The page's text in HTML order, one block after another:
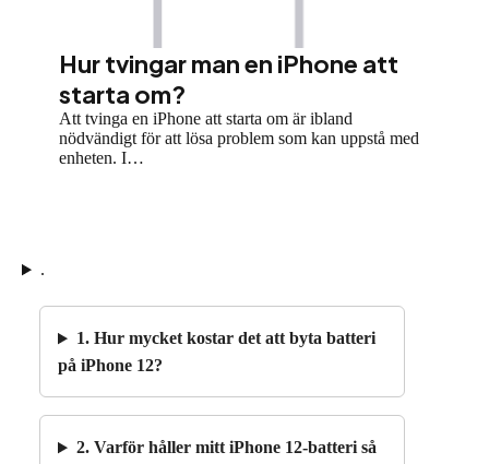
Hur tvingar man en iPhone att
starta om?
Att tvinga en iPhone att starta om är ibland
nödvändigt för att lösa problem som kan uppstå med
enheten. I…
.
1. Hur mycket kostar det att byta batteri
på iPhone 12?
2. Varför håller mitt iPhone 12-batteri så